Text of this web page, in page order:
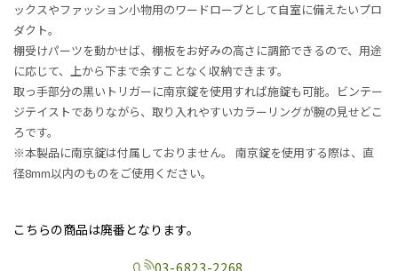
ックスやファッション小物用のワードローブとして自室に備えたいプロ
ダクト。
棚受けパーツを動かせば、棚板をお好みの高さに調節できるので、用途
に応じて、上から下まで余すことなく収納できます。
取っ手部分の黒いトリガーに南京錠を使用すれば施錠も可能。ビンテー
ジテイストでありながら、取り入れやすいカラーリングが腕の見せどこ
ろです。
※本製品に南京錠は付属しておりません。 南京錠を使用する際は、直
径8mm以内のものをご使用ください。
こちらの商品は廃番となります。